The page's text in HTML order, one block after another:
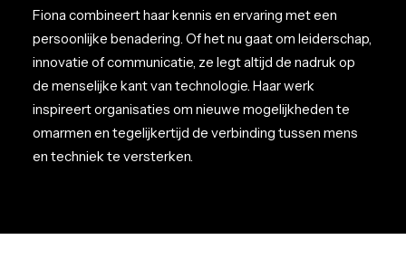
Fiona combineert haar kennis en ervaring met een
persoonlijke benadering. Of het nu gaat om leiderschap,
innovatie of communicatie, ze legt altijd de nadruk op
de menselijke kant van technologie. Haar werk
inspireert organisaties om nieuwe mogelijkheden te
omarmen en tegelijkertijd de verbinding tussen mens
en techniek te versterken.